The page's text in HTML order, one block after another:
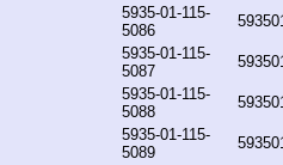
5935-01-115-
5086
5935-01-115-
5087
5935-01-115-
5088
5935-01-115-
5089